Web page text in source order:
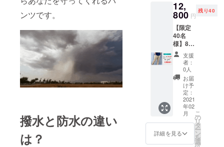
ンツです。
撥水と防水の違い
は？
12,
800 円
残り40
【限定
40名
様】8K
撥水パ
ンツ
20％OF
F ・8K
撥水パ
ンツ
カーキ
・取扱
説明書
支援
者：
0人
お届
け予
定：
2021
年02
月
詳細を見る
こ
の
リ
タ
ー
ン
を
選
択